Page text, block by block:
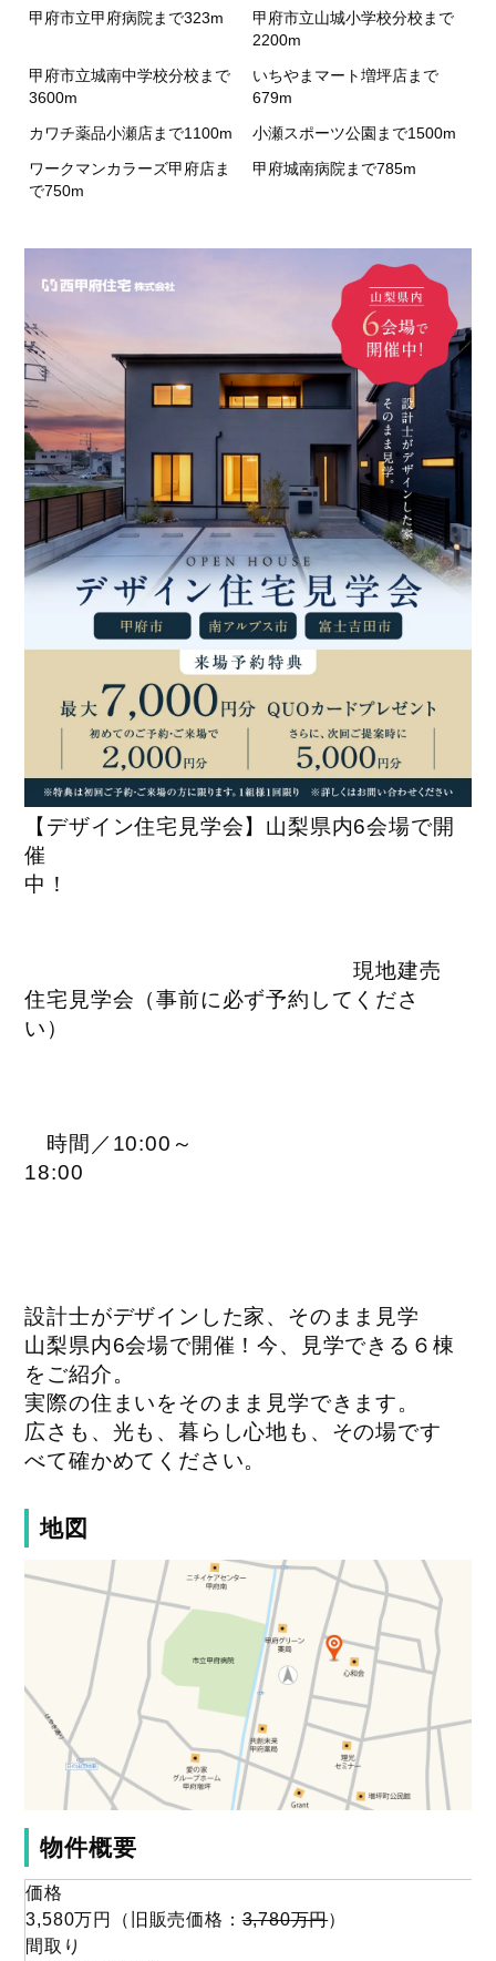
甲府市立甲府病院まで323m
甲府市立山城小学校分校まで
2200m
甲府市立城南中学校分校まで
3600m
いちやまマート増坪店まで
679m
カワチ薬品小瀬店まで1100m
小瀬スポーツ公園まで1500m
ワークマンカラーズ甲府店ま
で750m
甲府城南病院まで785m
【デザイン住宅見学会】山梨県内6会場で開
催
中！
現地建売
住宅見学会（事前に必ず予約してくださ
い）
時間／10:00～
18:00
設計士がデザインした家、そのまま見学
山梨県内6会場で開催！今、見学できる６棟
をご紹介。
実際の住まいをそのまま見学できます。
広さも、光も、暮らし心地も、その場です
べて確かめてください。
地図
物件概要
価格
3,580万円 （旧販売価格：3,780万円）
間取り